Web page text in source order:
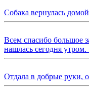
Собака вернулась
Всем спасибо большое
нашлась сегодня утром.
Отдала в добрые руки,